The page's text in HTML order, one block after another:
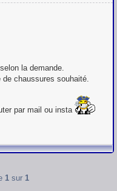
la demande.
chaussures souhaité.
par mail ou insta
1 sur 1